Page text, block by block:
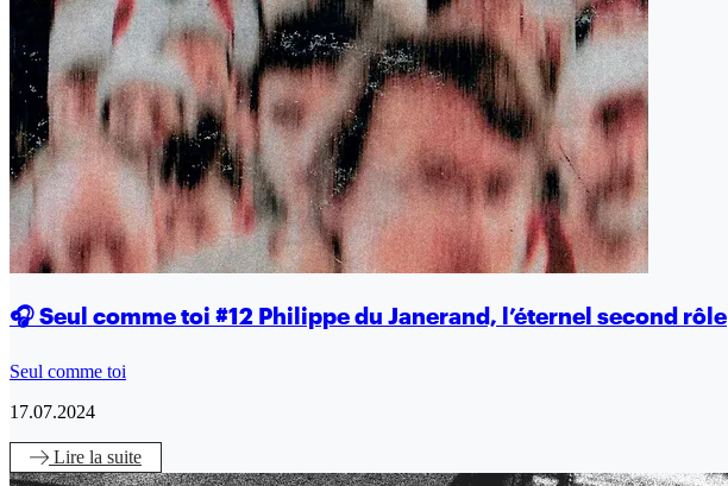
🎧 Seul comme toi #12 Philippe du Janerand, l’éternel second rôle
Seul comme toi
17.07.2024
Lire la suite